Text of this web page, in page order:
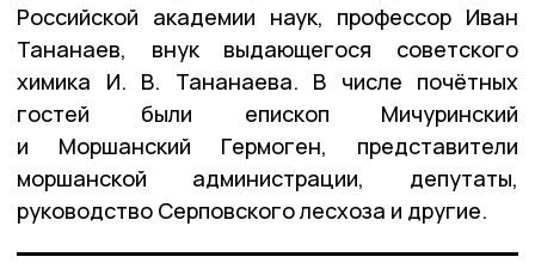
Российской академии наук, профессор Иван
Тананаев, внук выдающегося советского
химика И. В. Тананаева. В числе почётных
гостей были епископ Мичуринский
и Моршанский Гермоген, представители
моршанской администрации, депутаты,
руководство Серповского лесхоза и другие.